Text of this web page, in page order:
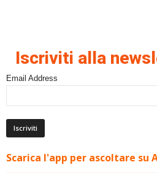
Iscriviti alla
Email Address
Scarica l'app per ascoltare su